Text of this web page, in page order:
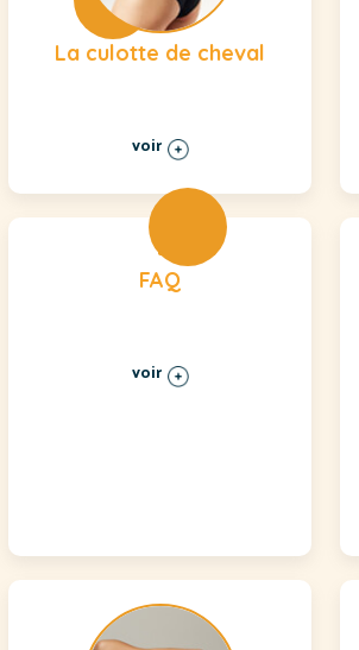
La culotte de cheval
voir
FAQ
voir